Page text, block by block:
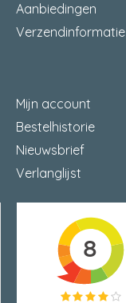
Aanbiedingen
Verzendinformatie
Mijn account
Bestelhistorie
Nieuwsbrief
Verlanglijst